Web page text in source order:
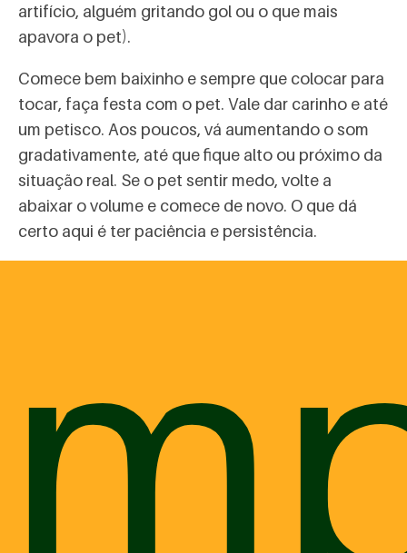
artifício, alguém gritando gol ou o que mais
apavora o pet).
Comece bem baixinho e sempre que colocar para
tocar, faça festa com o pet. Vale dar carinho e até
um petisco. Aos poucos, vá aumentando o som
gradativamente, até que fique alto ou próximo da
situação real. Se o pet sentir medo, volte a
abaixar o volume e comece de novo. O que dá
certo aqui é ter paciência e persistência.
natural. É indicada para animais muito agitados,
ansiosos e medrosos pois atua no Sistema
Nervoso Central. Por ajudar os pets a ficarem
menos tensos, favorece até sessões de